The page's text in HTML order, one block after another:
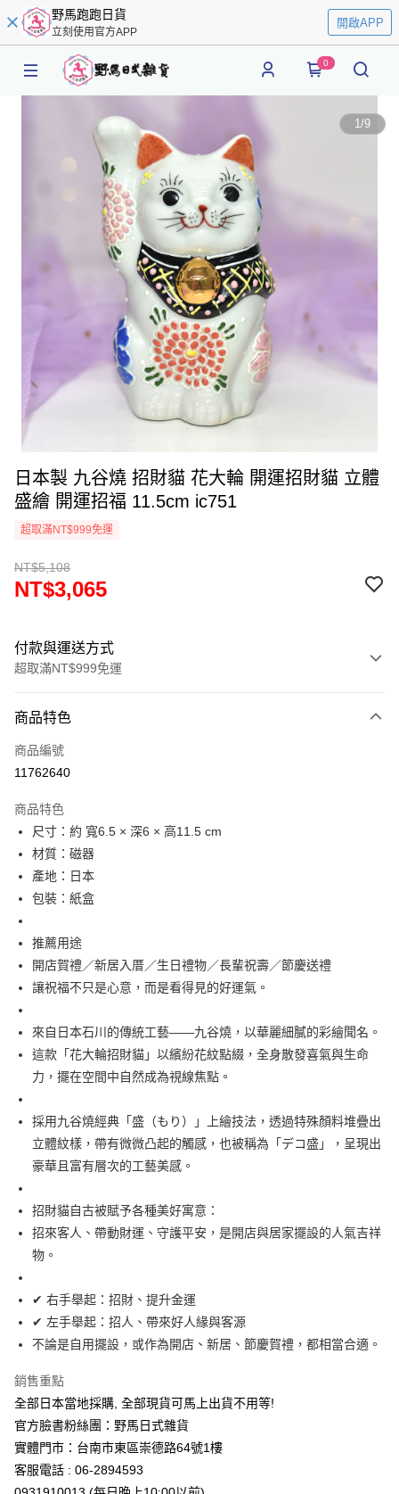
野馬跑跑日貨
立刻使用官方APP
開啟APP
0
1/9
日本製 九谷燒 招財貓 花大輪 開運招財貓 立體
盛繪 開運招福 11.5cm ic751
超取滿NT$999免運
NT$5,108
NT$3,065
付款與運送方式
超取滿NT$999免運
信用卡一次付款
信用卡分期付款
合作金庫商業銀行
華南商業銀行
彰化商業銀行
上海商業儲蓄銀行
國泰世華商業銀行
臺灣中小企業銀行
元大商業銀行
玉山商業銀行
星展（台灣）商業銀行
台新國際商業銀行
中國信託商業銀行
超商取貨付款
LINE Pay
Apple Pay
街口支付
Google Pay
運送方式
每筆NT$65，滿NT$999(含以上)免運費
付款後全家取貨
每筆NT$65，滿NT$999(含以上)免運費
7-11取貨付款
每筆NT$65，滿NT$999(含以上)免運費
付款後7-11取貨
宅配
每筆NT$100，滿NT$999(含以上)免運費
商品特色
商品編號
11762640
商品特色
尺寸：約 寬6.5 × 深6 × 高11.5 cm
材質：磁器
產地：日本
包裝：紙盒
推薦用途
開店賀禮／新居入厝／生日禮物／長輩祝壽／節慶送禮
讓祝福不只是心意，而是看得見的好運氣。
來自日本石川的傳統工藝——九谷燒，以華麗細膩的彩繪聞名。
這款「花大輪招財貓」以繽紛花紋點綴，全身散發喜氣與生命
力，擺在空間中自然成為視線焦點。
採用九谷燒經典「盛（もり）」上繪技法，透過特殊顏料堆疊出
立體紋樣，帶有微微凸起的觸感，也被稱為「デコ盛」，呈現出
豪華且富有層次的工藝美感。
招財貓自古被賦予各種美好寓意：
招來客人、帶動財運、守護平安，是開店與居家擺設的人氣吉祥
物。
✔ 右手舉起：招財、提升金運
✔ 左手舉起：招人、帶來好人緣與客源
不論是自用擺設，或作為開店、新居、節慶賀禮，都相當合適。
銷售重點
全部日本當地採購, 全部現貨可馬上出貨不用等!
官方臉書粉絲團：野馬日式雜貨
實體門市：台南市東區崇德路64號1樓
客服電話 : 06-2894593